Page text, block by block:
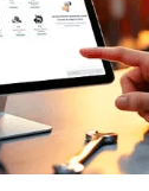
qué
Treinta
integral
Es ideal para
fijos o